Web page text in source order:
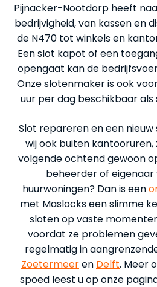
Pijnacker-Nootdorp heeft
bedrijvigheid, van kassen en
de N470 tot winkels en
Een slot kapot of een
opengaat kan de
Onze slotenmaker is ook
uur per dag beschikbaar
Slot repareren en een
wij ook buiten
volgende ochtend gewoon
beheerder of
huurwoningen? Dan is een
met Maslocks een slimme
sloten op vaste
voordat ze problemen
regelmatig in
Zoetermeeren Delft. Meer
spoed leest u op onze